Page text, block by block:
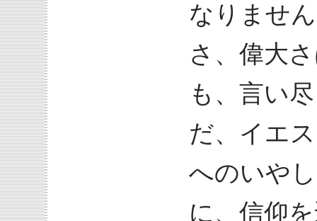
なりませ
さ、偉大
も、言い
だ、イエ
へのいや
に、信仰